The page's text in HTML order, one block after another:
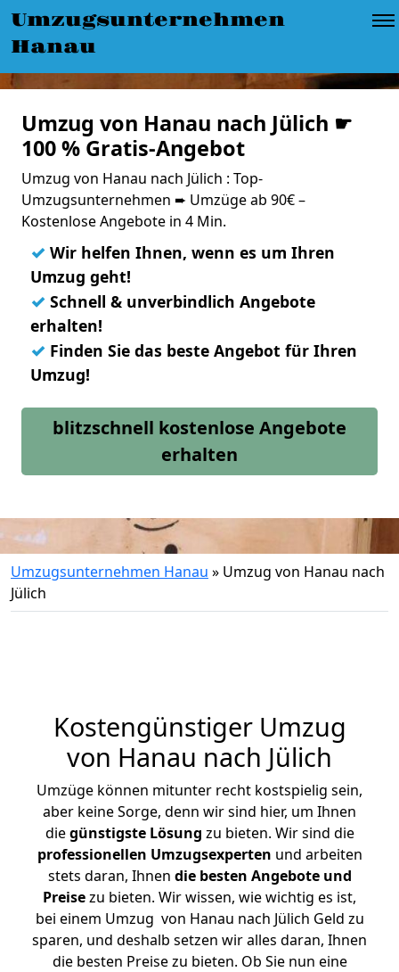
Umzugsunternehmen
Hanau
Umzug von Hanau nach Jülich ☛
100 % Gratis-Angebot
Umzug von Hanau nach Jülich : Top-
Umzugsunternehmen ➨ Umzüge ab 90€ –
Kostenlose Angebote in 4 Min.
✓ Wir helfen Ihnen, wenn es um Ihren
Umzug geht!
✓ Schnell & unverbindlich Angebote
erhalten!
✓ Finden Sie das beste Angebot für Ihren
Umzug!
blitzschnell kostenlose Angebote
erhalten
Umzugsunternehmen Hanau » Umzug von Hanau nach
Jülich
Kostengünstiger Umzug
von Hanau nach Jülich
Umzüge können mitunter recht kostspielig sein,
aber keine Sorge, denn wir sind hier, um Ihnen
diegünstigste Lösung zu bieten. Wir sind die
professionellen Umzugsexperten und arbeiten
stets daran, Ihnen die besten Angebote und
Preisezu bieten. Wir wissen, wie wichtig es ist,
bei einem Umzug von Hanau nach Jülich Geld zu
sparen, und deshalb setzen wir alles daran, Ihnen
die besten Preise zu bieten. Ob Sie nun eine